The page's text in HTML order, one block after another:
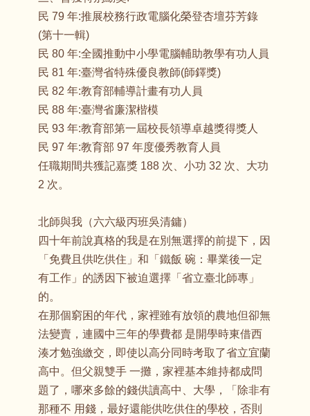
民 79 年:推展校務行政電腦化榮登杏壇芬芳錄
(第十一輯)
民 80 年:全國推動中小學電腦輔助教學有功人員
民 81 年:臺灣省特殊優良教師(師鐸獎)
民 82 年:教育部輔導計畫有功人員
民 88 年:臺灣省廉潔楷模
民 93 年:教育部第一屆校長領導卓越獎得獎人
民 97 年:教育部 97 年度優秀教育人員
任職期間共獲記嘉獎 188 次、小功 32 次、大功
2 次。
北師與我（六六級丙班吳清鏞）
四十年前說真格的我是在別無選擇的前提下，因
「免費且供吃供住」和「鐵飯 碗：畢業後一定
有工作」的誘因下被迫選擇「省立臺北師專」
的。
在那個窮困的年代，家裡雖有放領的農地但卻無
法變賣，連國中三年的學費都 是開學時東借西
湊才勉強繳交，即使以高分同時考取了省立宜蘭
高中。但父親雙手 一攤，家裡基本維持都成問
題了，哪來多餘的錢供讀高中、大學，「除非有
那種不 用錢，最好還能供吃供住的學校，否則